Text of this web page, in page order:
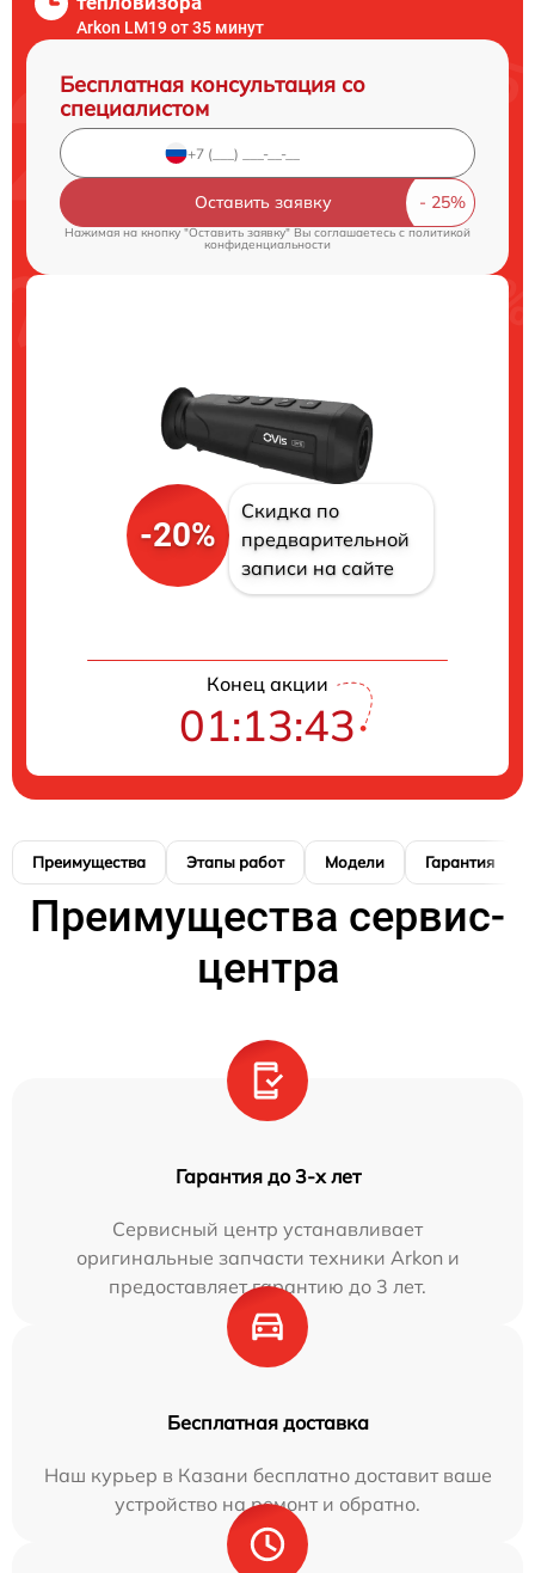
Arkon LM19 от 35 минут
Бесплатная консультация со
специалистом
Оставить заявку
Нажимая на кнопку "Оставить заявку" Вы соглашаетесь c политикой
конфиденциальности
-20%
Скидка по
предварительной
записи на сайте
Конец акции
01:13:42
Преимущества Этапы работ Модели Гарантия
Преимущества сервис-
центра
Гарантия до 3-х лет
Сервисный центр устанавливает
оригинальные запчасти техники Arkon и
предоставляет гарантию до 3 лет.
Бесплатная доставка
Наш курьер в Казани бесплатно доставит ваше
устройство на ремонт и обратно.